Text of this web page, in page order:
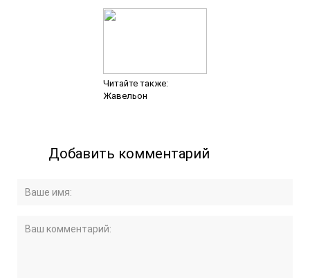
Читайте также:
Жавельон
Добавить комментарий